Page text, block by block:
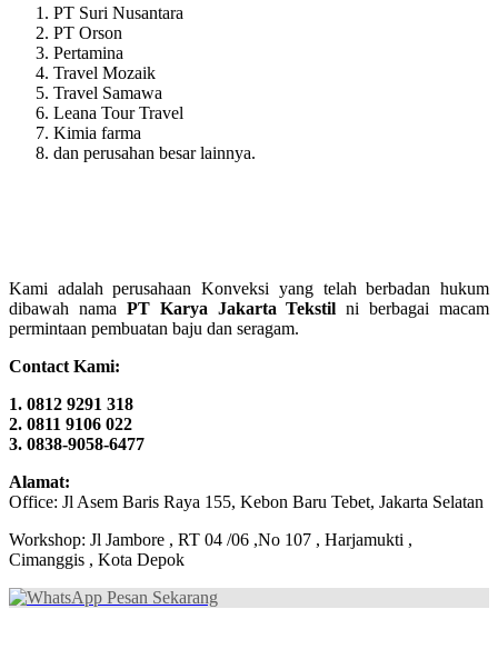
PT Suri Nusantara
PT Orson
Pertamina
Travel Mozaik
Travel Samawa
Leana Tour Travel
Kimia farma
dan perusahan besar lainnya.
Kami adalah perusahaan Konveksi yang telah berbadan hukum
dibawah nama PT Karya Jakarta Tekstilni berbagai macam
permintaan pembuatan baju dan seragam.
Contact Kami:
1. 0812 9291 318
2. 0811 9106 022
3. 0838-9058-6477
Alamat:
Office: Jl Asem Baris Raya 155, Kebon Baru Tebet, Jakarta Selatan
Workshop: Jl Jambore , RT 04 /06 ,No 107 , Harjamukti ,
Cimanggis , Kota Depok
Pesan Sekarang